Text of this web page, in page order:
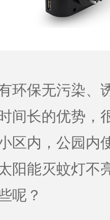
环保无污染、
间长的优势，
区内，公园内
阳能灭蚊灯不
呢？